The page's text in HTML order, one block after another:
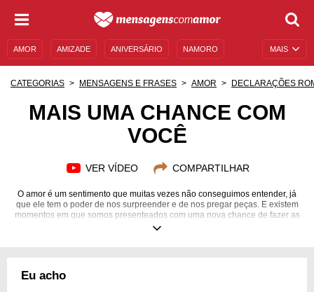
MAIS
AMOR AMIZADE ANIVERSÁRIO NAMORO
MENSAGENS DE ANIVERSÁRIO
CATEGORIAS MENSAGENS E FRASES AMOR DECLARAÇÕES
MAIS UMA CHANCE COM
VOCÊ
VER VÍDEO COMPARTILHAR
O amor é um sentimento que muitas vezes não conseguimos entender, já
que ele tem o poder de nos surpreender e de nos pregar peças. E existem
momentos em que somos presenteados com uma nova chance de fazer as
coisas darem certo. Quando isso acontece diante de quem gostamos,
amada. Confira estas belas mensagens que abordam a beleza desse
Eu acho